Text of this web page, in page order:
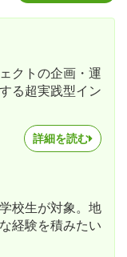
クトの企画・運
る超実践型イン
詳細を読む
校生が対象。地
経験を積みたい